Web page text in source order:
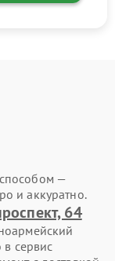
—
и аккуратно.
64
в сервис